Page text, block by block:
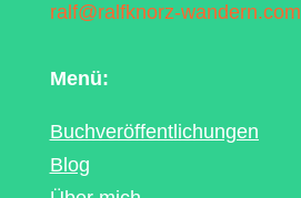
ralf@ralfknorz-wandern.com
Menü:
Buchveröffentlichungen
Blog